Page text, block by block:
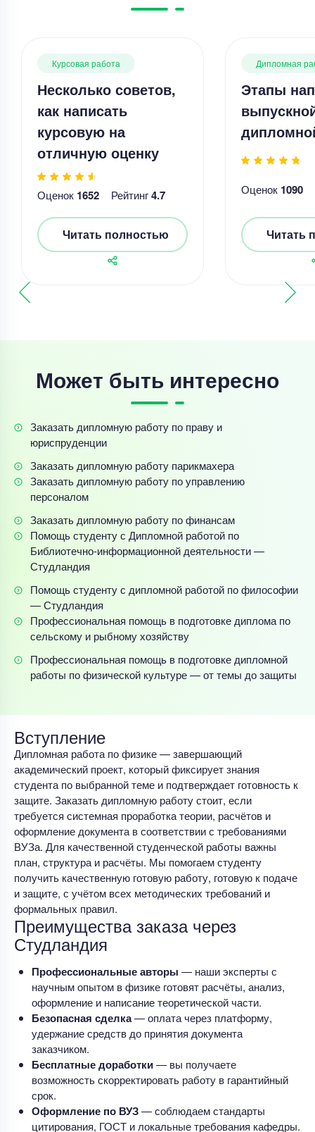
Курсовая работа
Несколько советов,
как написать
курсовую на
отличную оценку
Оценок 1652 Рейтинг4.7
Читать полностью
Дипломная
Этапы
Оценок 1090
Читать
Может быть интересно
Заказать дипломную работу по праву и
юриспруденции
Заказать дипломную работу парикмахера
Заказать дипломную работу по управлению
персоналом
Заказать дипломную работу по финансам
Помощь студенту с Дипломной работой по
Библиотечно-информационной деятельности —
Студландия
Помощь студенту с дипломной работой по философии
— Студландия
Профессиональная помощь в подготовке диплома по
сельскому и рыбному хозяйству
Профессиональная помощь в подготовке дипломной
работы по физической культуре — от темы до защиты
Вступление
Дипломная работа по физике — завершающий
академический проект, который фиксирует знания
студента по выбранной теме и подтверждает готовность к
защите. Заказать дипломную работу стоит, если
требуется системная проработка теории, расчётов и
оформление документа в соответствии с требованиями
ВУЗа. Для качественной студенческой работы важны
план, структура и расчёты. Мы помогаем студенту
получить качественную готовую работу, готовую к подаче
и защите, с учётом всех методических требований и
формальных правил.
Преимущества заказа через
Студландия
Профессиональные авторы — наши эксперты с
научным опытом в физике готовят расчёты, анализ,
оформление и написание теоретической части.
Безопасная сделка— оплата через платформу,
удержание средств до принятия документа
заказчиком.
Бесплатные доработки— вы получаете
возможность скорректировать работу в гарантийный
срок.
Оформление по ВУЗ— соблюдаем стандарты
цитирования, ГОСТ и локальные требования кафедры.